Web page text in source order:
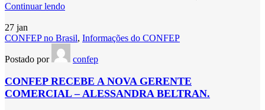
Continuar lendo
27 jan
CONFEP no Brasil, Informações do CONFEP
Postado por confep
CONFEP RECEBE A NOVA GERENTE
COMERCIAL – ALESSANDRA BELTRAN.